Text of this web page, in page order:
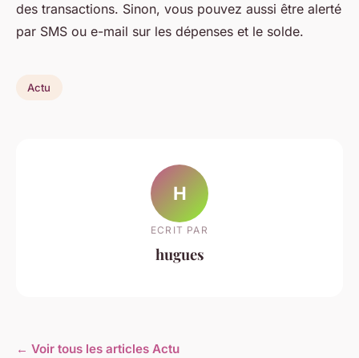
des transactions. Sinon, vous pouvez aussi être alerté
par SMS ou e-mail sur les dépenses et le solde.
Actu
H
ECRIT PAR
hugues
← Voir tous les articles Actu